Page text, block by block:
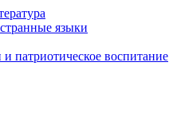
языки
патриотическое воспитание